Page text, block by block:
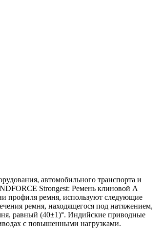
автомобильного транспорта и
Strongest: Ремень клиновой А
профиля ремня, используют следующие
ремня, находящегося под натяжением,
равный (40±1)°. Индийские приводные
с повышенными нагрузками.